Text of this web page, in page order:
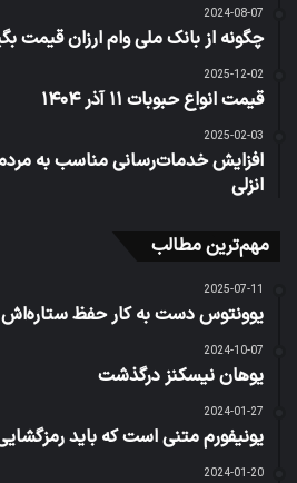
2024-08-07
چگونه از بانک ملی وام ارزان قیمت
2025-12-02
قیمت انواع حبوبات ۱۱ آذر ۱۴۰۴
2025-02-03
افزایش خدمات‌رسانی مناسب به
انزلی
مهم‌ترین مطالب
2025-07-11
یوونتوس دست به کار حفظ
2024-10-07
یوهان نیسکنز درگذشت
2024-01-27
یونیفورم متنی است که باید
2024-01-20